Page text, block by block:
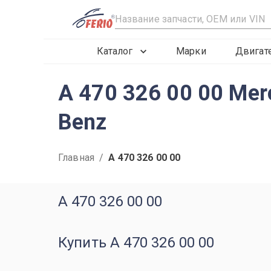
R
Каталог Марки
A 470 326 00 00
Benz
Главная / A 470 326 00 00
A 470 326 00 00
Купить A 470 326 00 00